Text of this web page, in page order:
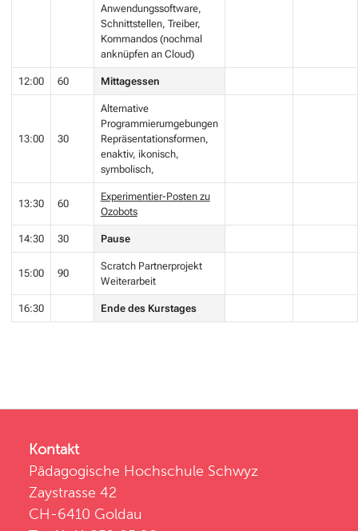
Anwendungssoftware,
Schnittstellen, Treiber,
Kommandos (nochmal
anknüpfen an Cloud)
12:00 60 Mittagessen
13:00 30
Alternative
Programmierumgebungen
Repräsentationsformen,
enaktiv, ikonisch,
symbolisch,
13:30 60
Experimentier-Posten zu
Ozobots
14:30 30 Pause
15:00 90
Scratch Partnerprojekt
Weiterarbeit
16:30 Ende des Kurstages
Kontakt
Pädagogische Hochschule Schwyz
Zaystrasse 42
CH-6410 Goldau